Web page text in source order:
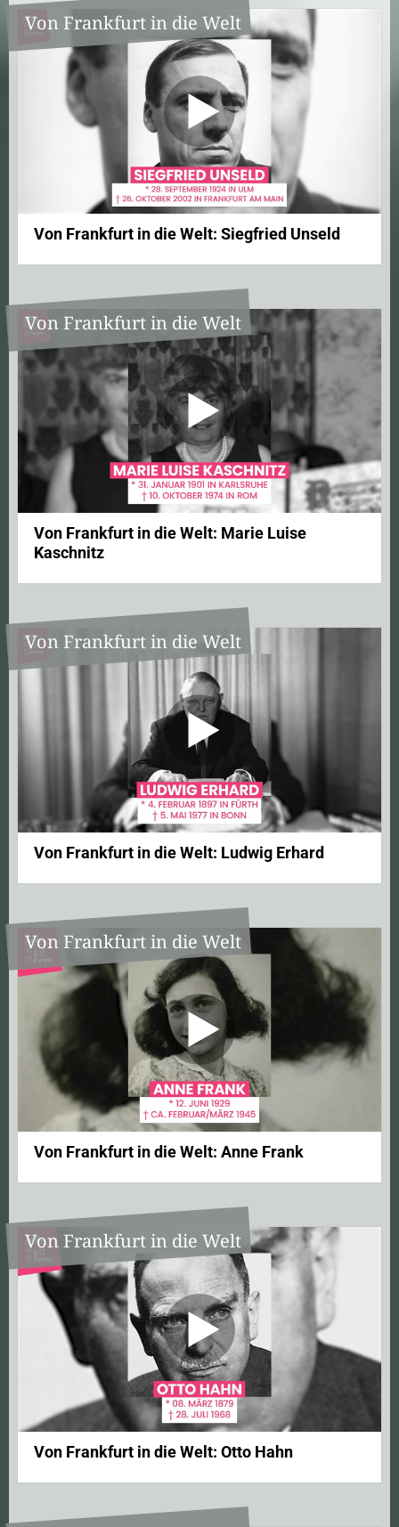
Von Frankfurt in die Welt
Von Frankfurt in die Welt: Siegfried Unseld
Von Frankfurt in die Welt
Von Frankfurt in die Welt: Marie Luise
Kaschnitz
Von Frankfurt in die Welt
Von Frankfurt in die Welt: Ludwig Erhard
Von Frankfurt in die Welt
Von Frankfurt in die Welt: Anne Frank
Von Frankfurt in die Welt
Von Frankfurt in die Welt: Otto Hahn